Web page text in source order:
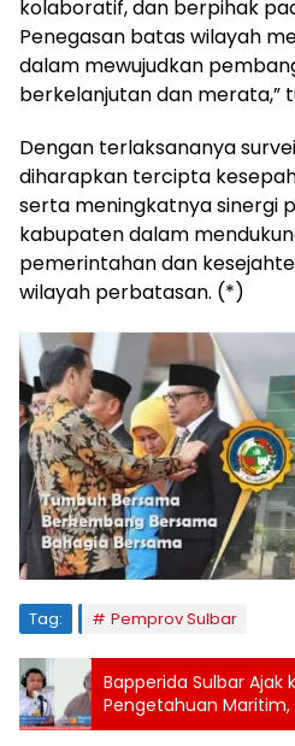
kolaboratif, dan berpihak
Penegasan batas wilayah
dalam mewujudkan
berkelanjutan dan merata,”
Dengan terlaksananya
diharapkan tercipta
serta meningkatnya sinergi
kabupaten dalam
pemerintahan dan
wilayah perbatasan. (*)
Tag: Pemprov Sulbar
Bapperida Sulbar Ajak
Pengetahuan Maritim,
Lautnya